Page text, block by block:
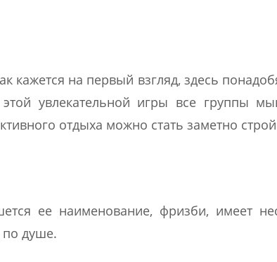
кажется на первый взгляд, здесь
этой увлекательной игры все группы
отдыха можно стать заметно
ее наименование, фризби, имеет
душе.